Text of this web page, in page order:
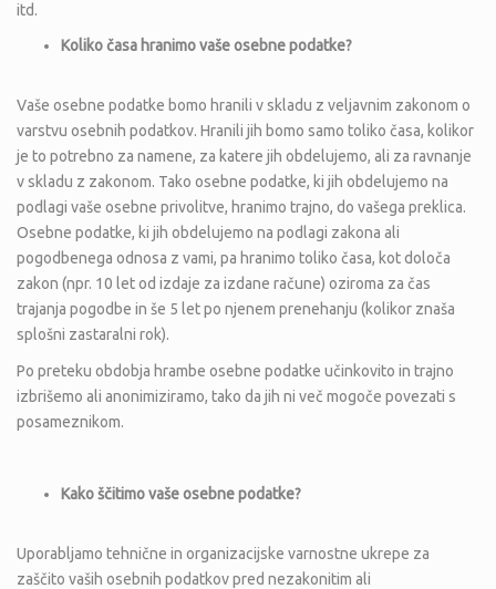
itd.
Kolikočasa hranimo vaše osebne podatke?
Vaše osebne podatke bomo hranili v skladu z veljavnim zakonom o
varstvu osebnih podatkov. Hranili jih bomo samo toliko časa, kolikor
je to potrebno za namene, za katere jih obdelujemo, ali za ravnanje
v skladu z zakonom. Tako osebne podatke, ki jih obdelujemo na
podlagi vaše osebne privolitve, hranimo trajno, do vašega preklica.
Osebne podatke, ki jih obdelujemo na podlagi zakona ali
pogodbenega odnosa z vami, pa hranimo toliko časa, kot določa
zakon (npr. 10 let od izdaje za izdane račune) oziroma za čas
trajanja pogodbe in še 5 let po njenem prenehanju (kolikor znaša
splošni zastaralni rok).
Po preteku obdobja hrambe osebne podatke učinkovito in trajno
izbrišemo ali anonimiziramo, tako da jih ni več mogoče povezati s
posameznikom.
Kakoščitimo vaše osebne podatke?
Uporabljamo tehnične in organizacijske varnostne ukrepe za
zaščito vaših osebnih podatkov pred nezakonitim ali